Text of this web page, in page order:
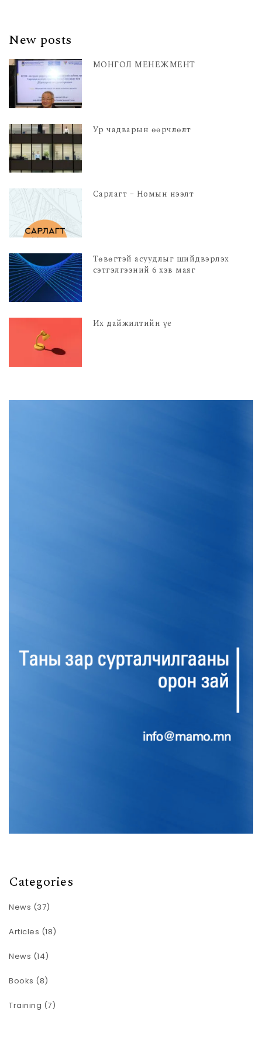
New posts
МОНГОЛ МЕНЕЖМЕНТ
Ур чадварын өөрчлөлт
Сарлагт – Номын нээлт
Төвөгтэй асуудлыг шийдвэрлэх
сэтгэлгээний 6 хэв маяг
Их дайжилтийн үе
Categories
News (37)
Articles (18)
News (14)
Books (8)
Training (7)